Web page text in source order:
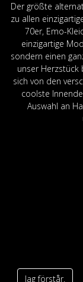
Der größte
zu allen
70er, Emo-
einzigartige
sondern einen
unser Herzstück
sich von den
coolste
Auswahl an
Jag förstår.